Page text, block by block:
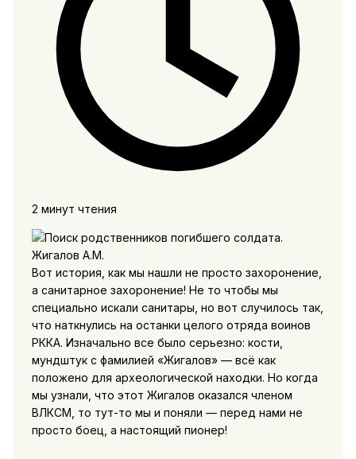
2 минут чтения
Вот история, как мы нашли не просто захоронение,
а санитарное захоронение! Не то чтобы мы
специально искали санитары, но вот случилось так,
что наткнулись на останки целого отряда воинов
РККА. Изначально все было серьезно: кости,
мундштук с фамилией «Жигалов» — всё как
положено для археологической находки. Но когда
мы узнали, что этот Жигалов оказался членом
ВЛКСМ, то тут-то мы и поняли — перед нами не
просто боец, а настоящий пионер!